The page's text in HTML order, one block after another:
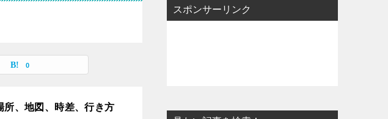
0
所、地図、時差、行き方
スポンサーリンク